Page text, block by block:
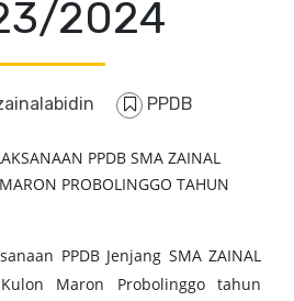
2024
PPDB
PPDB SMA ZAINAL
PROBOLINGGO TAHUN
PPDB Jenjang SMA ZAINAL
Maron Probolinggo tahun